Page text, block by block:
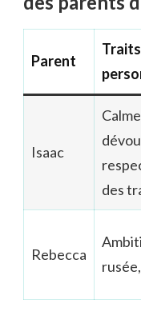
Parent
Isaac
des
Rebecca